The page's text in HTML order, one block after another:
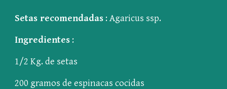
Setas recomendadas : Agaricus ssp.
Ingredientes :
1/2 Kg. de setas
200 gramos de espinacas cocidas